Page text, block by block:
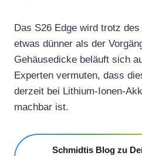
Das S26 Edge wird trotz
etwas dünner als der
Gehäusedicke beläuft sich
Experten vermuten, dass
derzeit bei Lithium-Ionen-
machbar ist.
Schmidtis Blog zu